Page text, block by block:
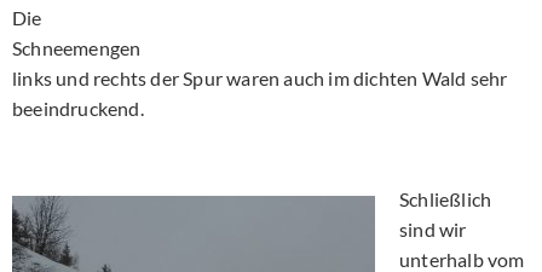
Die
Schneemengen
links und rechts der Spur waren auch im dichten Wald sehr
beeindruckend.
Schließlich
sind wir
unterhalb vom